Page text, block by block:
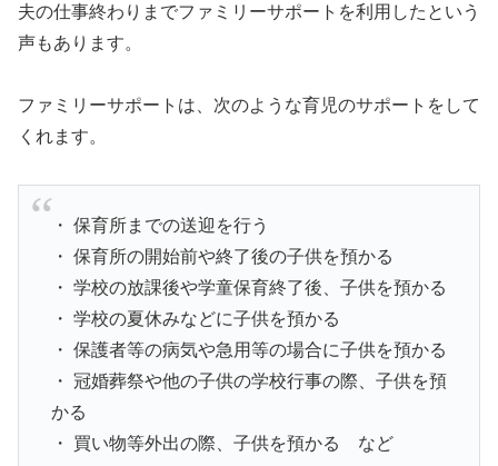
夫の仕事終わりまでファミリーサポートを利用したという
声もあります。
ファミリーサポートは、次のような育児のサポートをして
くれます。
・ 保育所までの送迎を行う
・ 保育所の開始前や終了後の子供を預かる
・ 学校の放課後や学童保育終了後、子供を預かる
・ 学校の夏休みなどに子供を預かる
・ 保護者等の病気や急用等の場合に子供を預かる
・ 冠婚葬祭や他の子供の学校行事の際、子供を預
かる
・ 買い物等外出の際、子供を預かる など